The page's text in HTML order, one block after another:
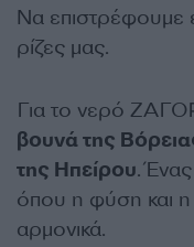
Να επιστρέφουμε
ρίζες μας.
Για το νερό
βουνά της
της Ηπείρου.
όπου η φύση και
αρμονικά.